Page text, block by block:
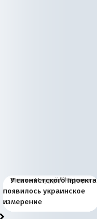
Киевская марионетка
Запада рассказала о
«переобувании» хозяев
В России назрели
перемены: 15 шагов к
суверенной экономике
Миграционный пожар
Европы
Россия начинает
сбрасывать балласт
Анкориджа
Россия зимой 1904
года: первые уступки во
внутренней политике
Русская нация вчера и
сегодня
Почему правый крах в
Варшаве не поможет её
отношениям с Россией?
Место Науру / Науэро в
современной истории
Южной Осетии
У сионистского проекта
появилось украинское
измерение